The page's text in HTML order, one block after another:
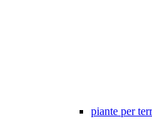
piante per